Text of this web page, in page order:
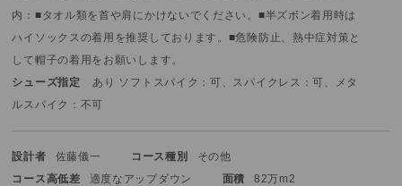
内：■タオル類を首や肩にかけないでください。 ■半ズボン着用時は
ハイソックスの着用を推奨しております。 ■危険防止、熱中症対策と
して帽子の着用をお願いします。
シューズ指定
あり ソフトスパイク：可、スパイクレス：可、メタ
ルスパイク：不可
設計者 佐藤儀一 コース種別
その他
コース高低差
適度なアップダウン 面積
82万m2